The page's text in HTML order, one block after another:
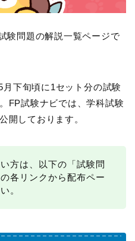
験問題の解説一覧ページで
下旬頃に1セット分の試験
FP試験ナビでは、学科試験
開しております。
方は、以下の「試験問
各リンクから配布ペー
。